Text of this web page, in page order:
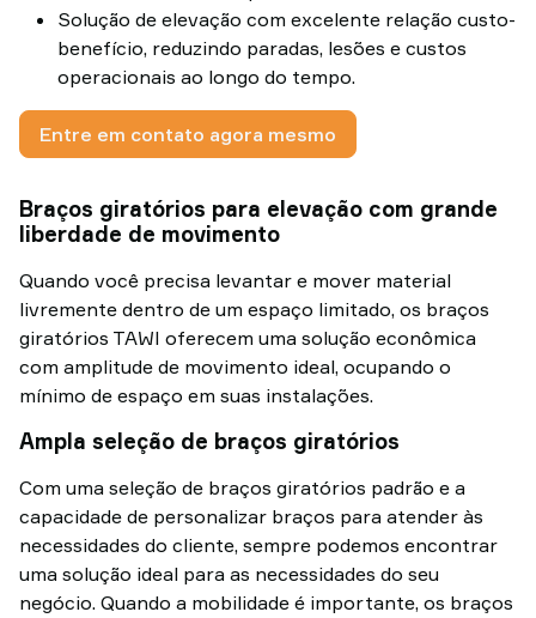
Solução de elevação com excelente relação custo-
benefício, reduzindo paradas, lesões e custos
operacionais ao longo do tempo.
Entre em contato agora mesmo
Braços giratórios para elevação com grande
liberdade de movimento
Quando você precisa levantar e mover material
livremente dentro de um espaço limitado, os braços
giratórios TAWI oferecem uma solução econômica
com amplitude de movimento ideal, ocupando o
mínimo de espaço em suas instalações.
Ampla seleção de braços giratórios
Com uma seleção de braços giratórios padrão e a
capacidade de personalizar braços para atender às
necessidades do cliente, sempre podemos encontrar
uma solução ideal para as necessidades do seu
negócio. Quando a mobilidade é importante, os braços